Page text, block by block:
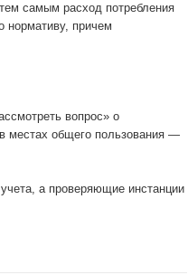
самым расход потребления
нормативу, причем
вопрос» о
местах общего пользования —
а проверяющие инстанции